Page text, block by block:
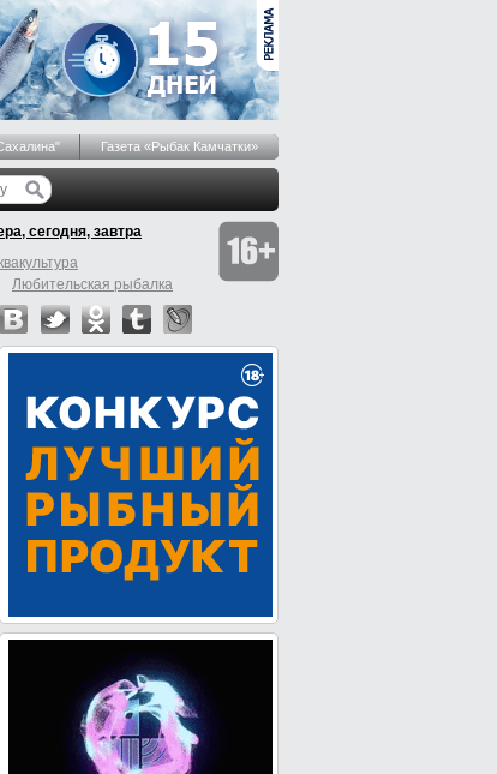
Газета «Рыбак Камчатки»
сегодня, завтра
Любительская рыбалка